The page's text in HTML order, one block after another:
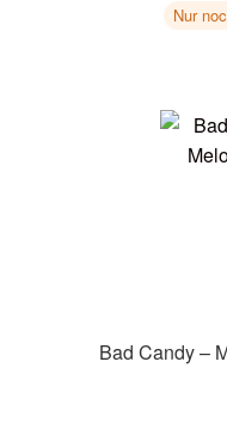
Nur
Bad Candy –